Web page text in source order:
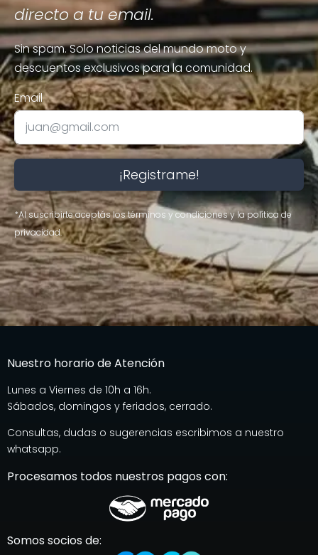
directo a tu email.
Sin spam. Solo noticias del mundo moto y
descuentos exclusivos para la comunidad.
Email
¡Registrame!
*Al suscribirte aceptás los términos y condiciones y la política de
privacidad.
Nuestro horario de Atención
Lunes a Viernes de 10h a 16h.
Sábados, domingos y feriados, cerrado.
Consultas, dudas o sugerencias escribimos a nuestro
whatsapp.
Procesamos todos nuestros pagos con:
Somos socios de: